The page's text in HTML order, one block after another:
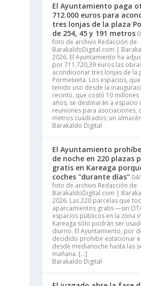
El Ayuntamiento paga
712.000 euros para
tres lonjas de la plaza
de 254, 45 y 191 metros
foto de archivo Redacción de
BarakaldoDigital.com |
2026. El Ayuntamiento ha
por 711.720,39 euros las
acondicionar tres lonjas de la
Pormetxeta. Los espacios,
tenido uso desde la
recinto, que costó 10 millones
años, se destinarán a espacio
reuniones para asociaciones,
metros cuadrados; un
Barakaldo Digital
El Ayuntamiento
de noche en 220 plazas
gratis en Kareaga
coches "durante días"
foto de archivo Redacción de
BarakaldoDigital.com |
2026. Las 220 parcelas que
aparcamientos gratis —sin
espacios públicos en la zona
Kareaga sólo podrán ser
diurno. El Ayuntamiento, por
decidido prohibir estacionar
desde medianoche hasta las
mañana. […]
Barakaldo Digital